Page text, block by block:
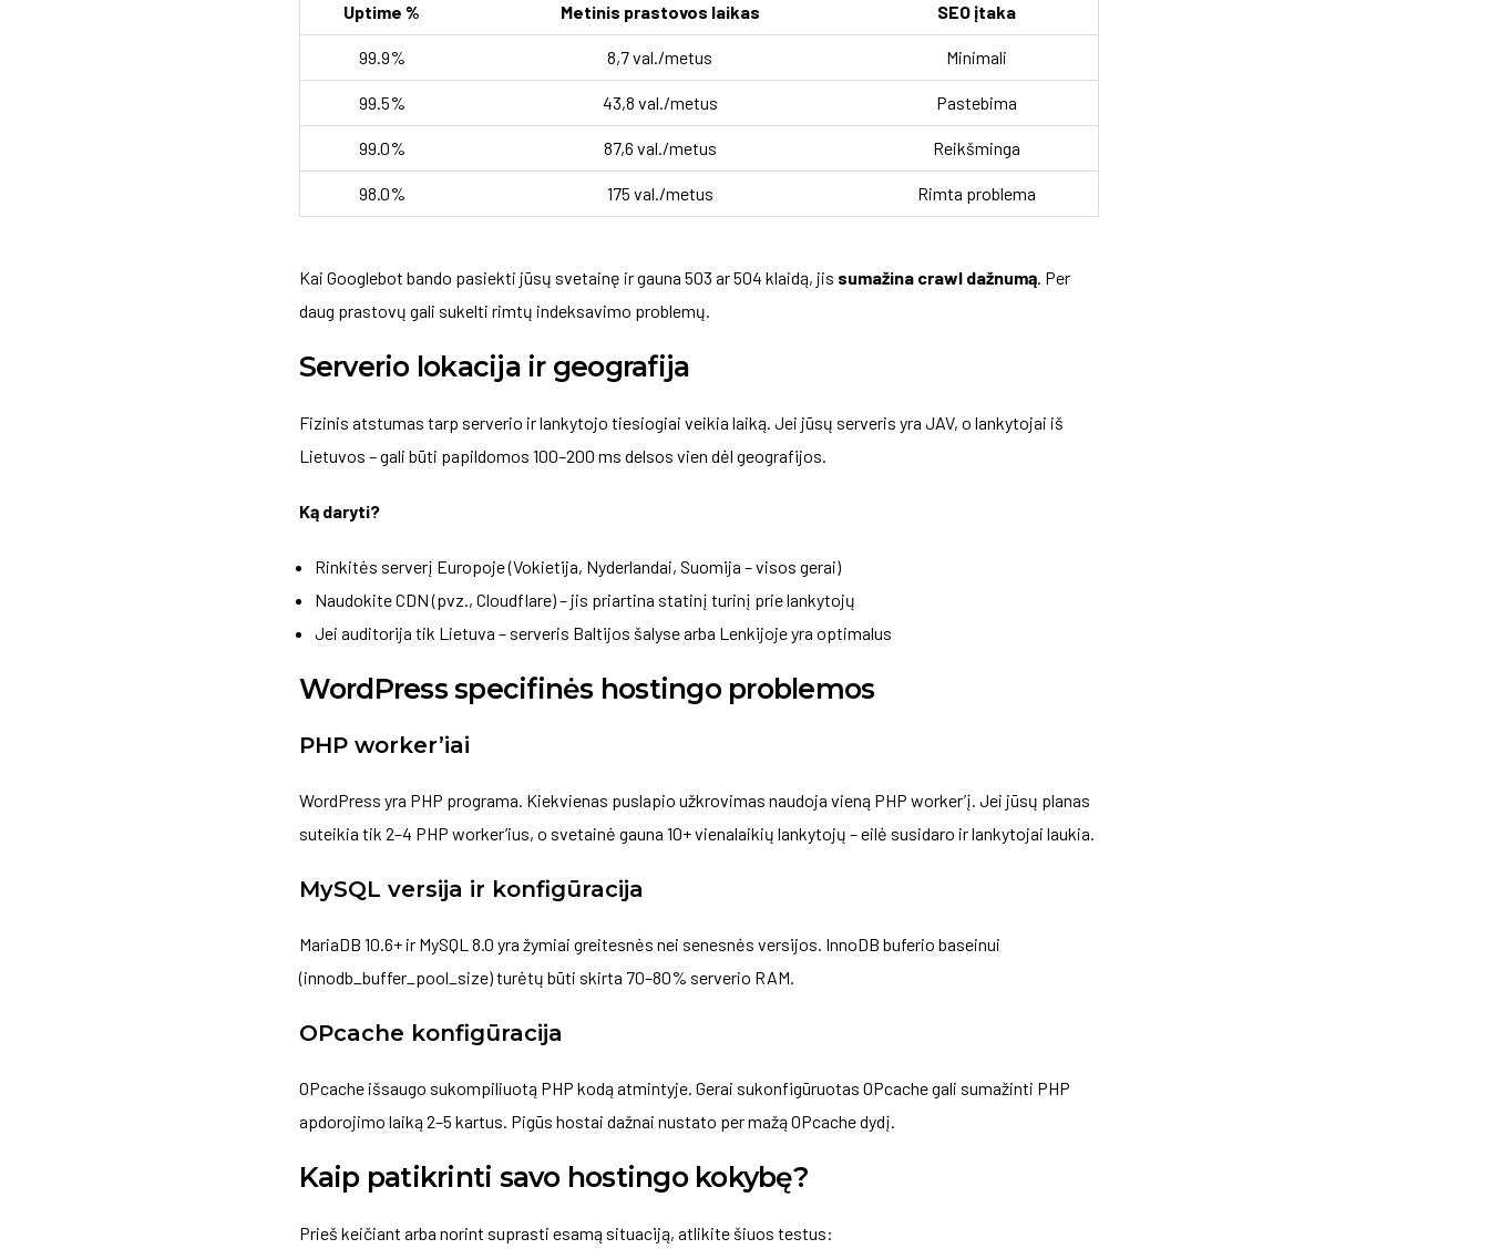
Uptime % Metinis prastovos laikas SEO įtaka
99.9% 8,7 val./metus Minimali
99.5% 43,8 val./metus Pastebima
99.0% 87,6 val./metus Reikšminga
98.0% 175 val./metus Rimta problema
Kai Googlebot bando pasiekti jūsų svetainę ir gauna 503 ar 504 klaidą, jis sumažina crawl dažnumą. Per
daug prastovų gali sukelti rimtų indeksavimo problemų.
Serverio lokacija ir geografija
Fizinis atstumas tarp serverio ir lankytojo tiesiogiai veikia laiką. Jei jūsų serveris yra JAV, o lankytojai iš
Lietuvos – gali būti papildomos 100–200 ms delsos vien dėl geografijos.
Ką daryti?
Rinkitės serverį Europoje (Vokietija, Nyderlandai, Suomija – visos gerai)
Naudokite CDN (pvz., Cloudflare) – jis priartina statinį turinį prie lankytojų
Jei auditorija tik Lietuva – serveris Baltijos šalyse arba Lenkijoje yra optimalus
WordPress specifinės hostingo problemos
PHP worker’iai
WordPress yra PHP programa. Kiekvienas puslapio užkrovimas naudoja vieną PHP worker’į. Jei jūsų planas
suteikia tik 2–4 PHP worker’ius, o svetainė gauna 10+ vienalaikių lankytojų – eilė susidaro ir lankytojai laukia.
MySQL versija ir konfigūracija
MariaDB 10.6+ ir MySQL 8.0 yra žymiai greitesnės nei senesnės versijos. InnoDB buferio baseinui
(innodb_buffer_pool_size) turėtų būti skirta 70–80% serverio RAM.
OPcache konfigūracija
OPcache išsaugo sukompiliuotą PHP kodą atmintyje. Gerai sukonfigūruotas OPcache gali sumažinti PHP
apdorojimo laiką 2–5 kartus. Pigūs hostai dažnai nustato per mažą OPcache dydį.
Kaip patikrinti savo hostingo kokybę?
Prieš keičiant arba norint suprasti esamą situaciją, atlikite šiuos testus: